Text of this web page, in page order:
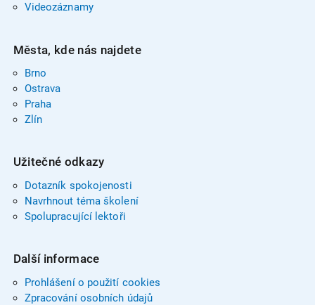
Videozáznamy
Města, kde nás najdete
Brno
Ostrava
Praha
Zlín
Užitečné odkazy
Dotazník spokojenosti
Navrhnout téma školení
Spolupracující lektoři
Další informace
Prohlášení o použití cookies
Zpracování osobních údajů